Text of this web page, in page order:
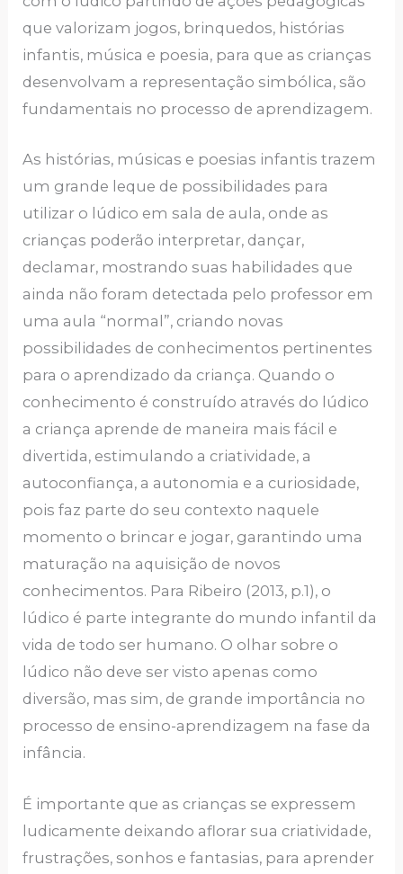
que valorizam jogos, brinquedos, histórias
infantis, música e poesia, para que as crianças
desenvolvam a representação simbólica, são
fundamentais no processo de aprendizagem.
As histórias, músicas e poesias infantis trazem
um grande leque de possibilidades para
utilizar o lúdico em sala de aula, onde as
crianças poderão interpretar, dançar,
declamar, mostrando suas habilidades que
ainda não foram detectada pelo professor em
uma aula “normal”, criando novas
possibilidades de conhecimentos pertinentes
para o aprendizado da criança. Quando o
conhecimento é construído através do lúdico
a criança aprende de maneira mais fácil e
divertida, estimulando a criatividade, a
autoconfiança, a autonomia e a curiosidade,
pois faz parte do seu contexto naquele
momento o brincar e jogar, garantindo uma
maturação na aquisição de novos
conhecimentos. Para Ribeiro (2013, p.1), o
lúdico é parte integrante do mundo infantil da
vida de todo ser humano. O olhar sobre o
lúdico não deve ser visto apenas como
diversão, mas sim, de grande importância no
processo de ensino-aprendizagem na fase da
infância.
É importante que as crianças se expressem
ludicamente deixando aflorar sua criatividade,
frustrações, sonhos e fantasias, para aprender